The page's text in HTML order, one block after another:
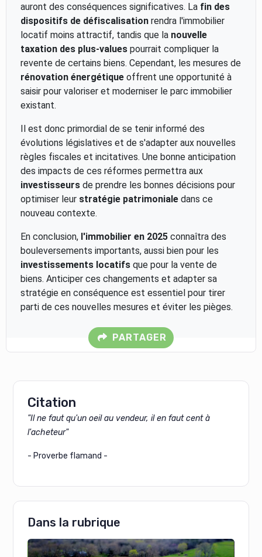
auront des conséquences significatives. La fin des
dispositifs de défiscalisationrendra l'immobilier
locatif moins attractif, tandis que la nouvelle
taxation des plus-valuespourrait compliquer la
revente de certains biens. Cependant, les mesures de
rénovation énergétiqueoffrent une opportunité à
saisir pour valoriser et moderniser le parc immobilier
existant.
Il est donc primordial de se tenir informé des
évolutions législatives et de s'adapter aux nouvelles
règles fiscales et incitatives. Une bonne anticipation
des impacts de ces réformes permettra aux
investisseursde prendre les bonnes décisions pour
optimiser leur stratégie patrimonialedans ce
nouveau contexte.
En conclusion, l'immobilier en 2025connaîtra des
bouleversements importants, aussi bien pour les
investissements locatifsque pour la vente de
biens. Anticiper ces changements et adapter sa
stratégie en conséquence est essentiel pour tirer
parti de ces nouvelles mesures et éviter les pièges.
PARTAGER
Citation
"Il ne faut qu'un oeil au vendeur, il en faut cent à
l'acheteur"
- Proverbe flamand -
Dans la rubrique